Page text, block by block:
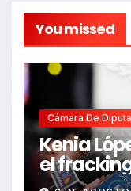
You missed
Cámara De
Kenia
el